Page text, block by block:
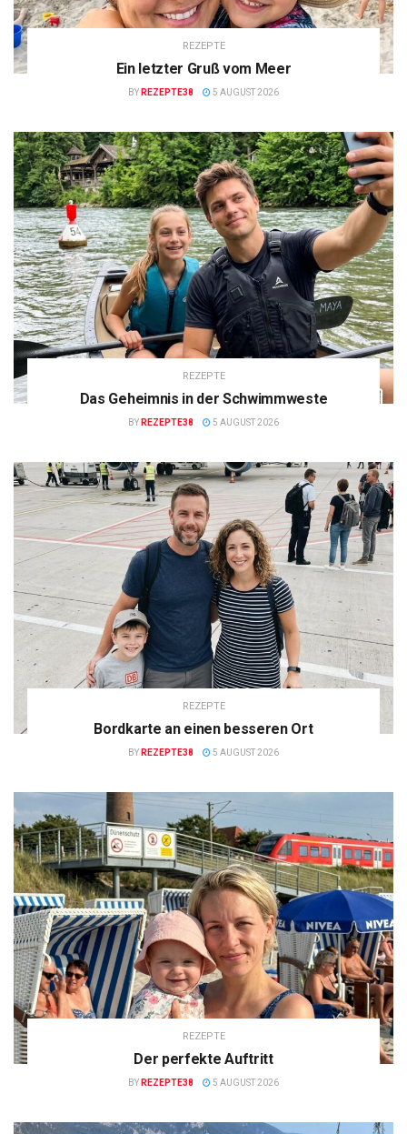
REZEPTE
Ein letzter Gruß vom Meer
BY REZEPTE38 5 AUGUST 2026
REZEPTE
Das Geheimnis in der Schwimmweste
BY REZEPTE38 5 AUGUST 2026
REZEPTE
Bordkarte an einen besseren Ort
BY REZEPTE38 5 AUGUST 2026
REZEPTE
Der perfekte Auftritt
BY REZEPTE38 5 AUGUST 2026